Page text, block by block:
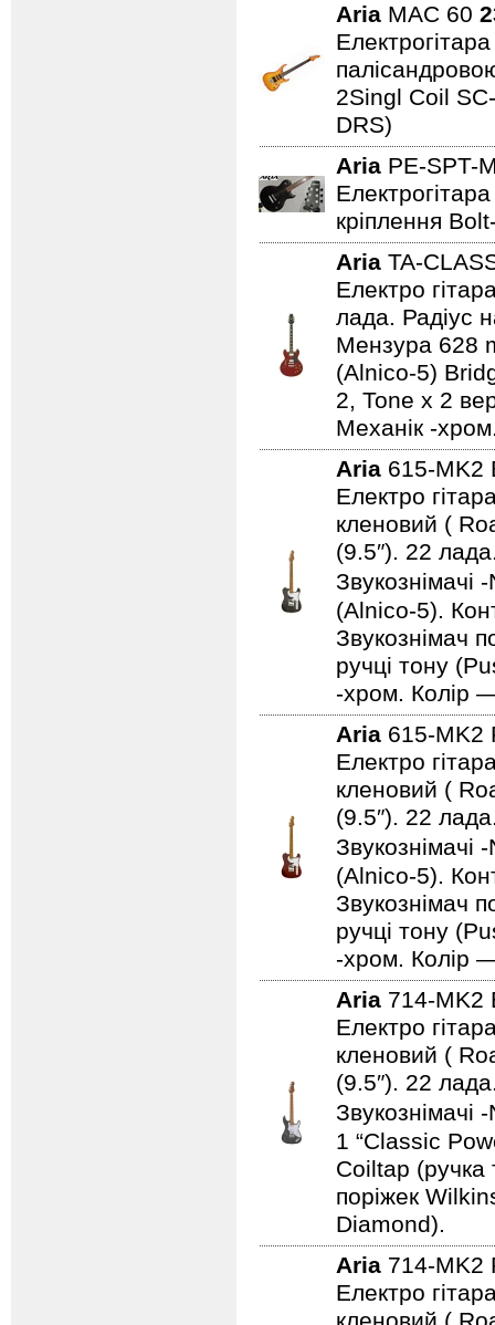
Aria MAC 60
2Singl Coil
DRS)
Aria PE-SPT-
кріплення
Aria TA-
Електро
лада. Радіус
Мензура 628
(Alnico-5)
2, Tone x 2
Механік -
Aria 615-MK2
Електро
кленовий (
(9.5″). 22
(Alnico-5).
Звукознімач
ручці тону
-хром. Колір
Aria 615-MK2
Електро
кленовий (
(9.5″). 22
(Alnico-5).
Звукознімач
ручці тону
-хром. Колір
Aria 714-MK2
Електро
кленовий (
(9.5″). 22
1 “Classic
Coiltap (ручка
поріжек
Diamond).
Aria 714-MK2
Електро